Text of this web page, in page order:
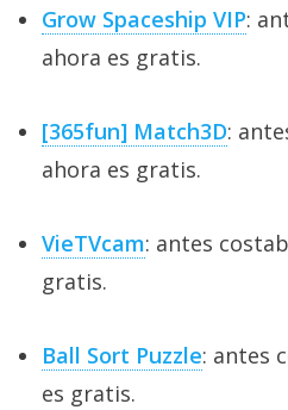
Grow Spaceship VIP:
ahora es gratis.
[365fun] Match3D:
ahora es gratis.
VieTVcam: antes
gratis.
Ball Sort Puzzle: antes
es gratis.